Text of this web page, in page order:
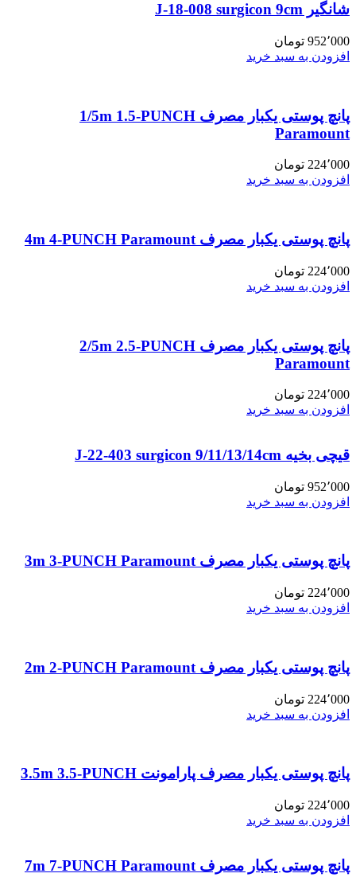
شانگیر J-18-008 surgicon 9cm
952٬000 تومان
افزودن به سبد خرید
پانچ پوستی یکبار مصرف 1/5m 1.5-PUNCH
Paramount
224٬000 تومان
افزودن به سبد خرید
پانچ پوستی یکبار مصرف 4m 4-PUNCH Paramount
224٬000 تومان
افزودن به سبد خرید
پانچ پوستی یکبار مصرف 2/5m 2.5-PUNCH
Paramount
224٬000 تومان
افزودن به سبد خرید
قیچی بخیه J-22-403 surgicon 9/11/13/14cm
952٬000 تومان
افزودن به سبد خرید
پانچ پوستی یکبار مصرف 3m 3-PUNCH Paramount
224٬000 تومان
افزودن به سبد خرید
پانچ پوستی یکبار مصرف 2m 2-PUNCH Paramount
224٬000 تومان
افزودن به سبد خرید
پانچ پوستی یکبار مصرف پارامونت 3.5m 3.5-PUNCH
224٬000 تومان
افزودن به سبد خرید
پانچ پوستی یکبار مصرف 7m 7-PUNCH Paramount